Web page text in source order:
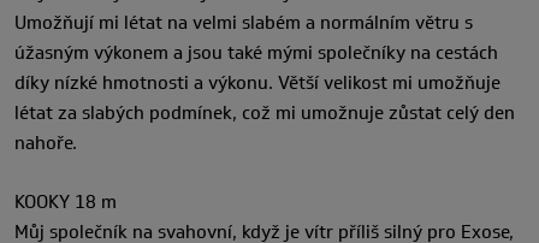
Umožňují mi létat na velmi slabém a normálním větru s
úžasným výkonem a jsou také mými společníky na cestách
díky nízké hmotnosti a výkonu. Větší velikost mi umožňuje
létat za slabých podmínek, což mi umožnuje zůstat celý den
nahoře.
KOOKY 18 m
Můj společník na svahovní, když je vítr příliš silný pro Exose,